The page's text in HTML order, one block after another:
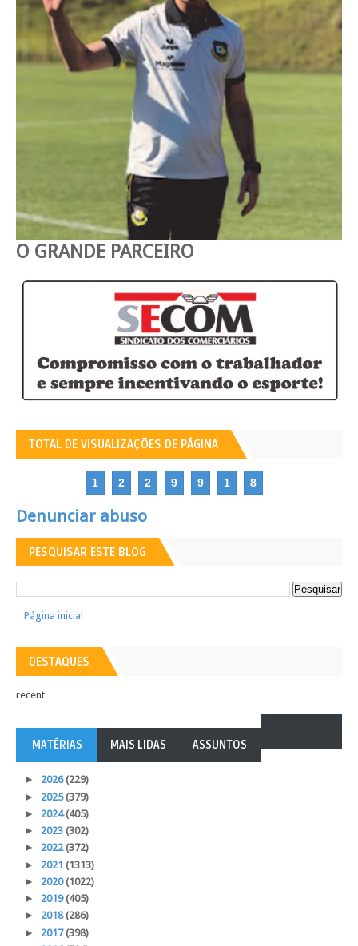
O GRANDE PARCEIRO
TOTAL DE VISUALIZAÇÕES DE PÁGINA
1 2 2 9 9 1 8
Denunciar abuso
PESQUISAR ESTE BLOG
Página inicial
DESTAQUES
recent
MATÉRIAS MAIS LIDAS ASSUNTOS
► 2026(229)
► 2025(379)
► 2024(405)
► 2023 (302)
► 2022(372)
► 2021 (1313)
► 2020(1022)
► 2019(405)
► 2018(286)
► 2017(398)